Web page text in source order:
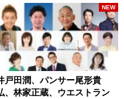
戸田潤、パンサー尾形貴
、林家正蔵、ウエストラン
NEW